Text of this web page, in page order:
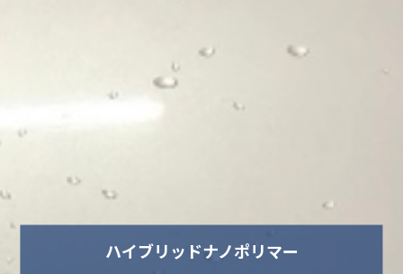
ハイブリッドナノポリマー